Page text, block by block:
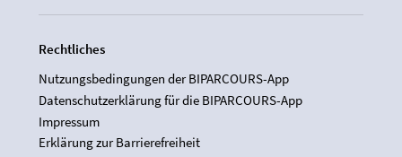
Rechtliches
Nutzungsbedingungen der BIPARCOURS-App
Datenschutzerklärung für die BIPARCOURS-App
Impressum
Erklärung zur Barrierefreiheit